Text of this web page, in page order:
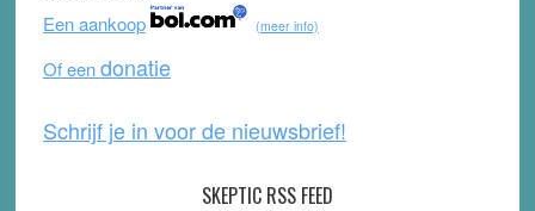
o
k
e
Een aankoop
(meer info)
Of eendonatie
Schrijf je in voor de nieuwsbrief!
SKEPTIC RSS FEED